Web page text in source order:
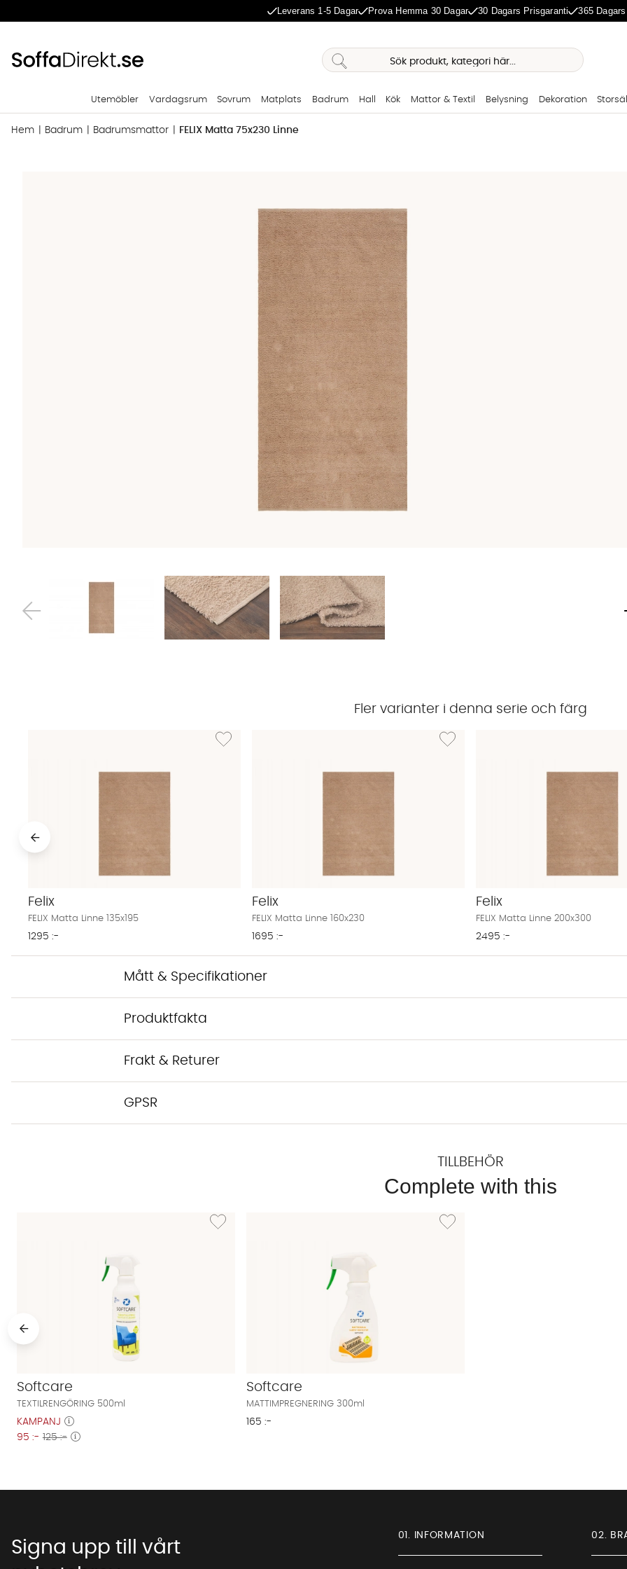
Leverans 1-5 Dagar Prova Hemma 30 Dagar 30 Dagars Prisgaranti 365
Utemöbler Vardagsrum Sovrum Matplats Badrum Hall Kök Mattor & Textil Belysning Dekoration
Hem Badrum Badrumsmattor FELIX Matta 75x230 Linne
Fler varianter i denna serie och färg
Lägg till i önskelista: FELIX Matta Linne 135x195
Felix
FELIX Matta Linne 135x195
1295 :-
Lägg till i önskelista: FELIX Matta Linne
Felix
FELIX Matta Linne 160x230
1695 :-
Felix
FELIX Matta Linne 200x300
2495 :-
Mått & Specifikationer
Produktfakta
Frakt & Returer
GPSR
TILLBEHÖR
Complete with this
Lägg till i önskelista: TEXTILRENGÖRING 500ml
Softcare
TEXTILRENGÖRING 500ml
KAMPANJ
95 :- 125 :-
Lägg till i önskelista: MATTIMPREGNERING
Softcare
MATTIMPREGNERING 300ml
165 :-
Signa upp till vårt
01. INFORMATION 02.